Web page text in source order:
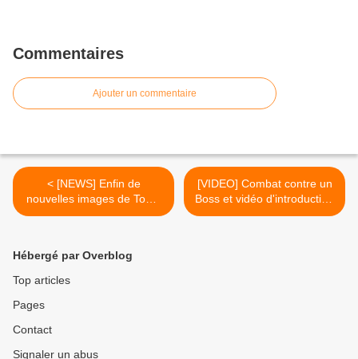
Commentaires
Ajouter un commentaire
< [NEWS] Enfin de
nouvelles images de Tomb
Raider Reborn
[VIDEO] Combat contre un
Boss et vidéo d'introduction
pour InFAMOUS 2 >
Hébergé par Overblog
Top articles
Pages
Contact
Signaler un abus